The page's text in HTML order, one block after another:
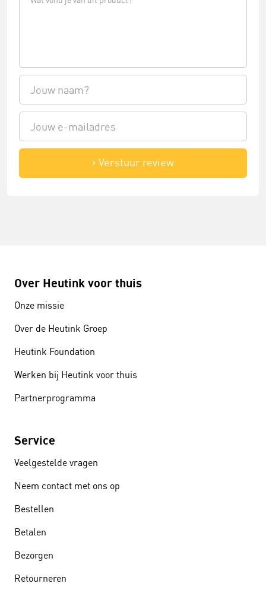
Verstuur review
Over Heutink voor thuis
Onze missie
Over de Heutink Groep
Heutink Foundation
Werken bij Heutink voor thuis
Partnerprogramma
Service
Veelgestelde vragen
Neem contact met ons op
Bestellen
Betalen
Bezorgen
Retourneren